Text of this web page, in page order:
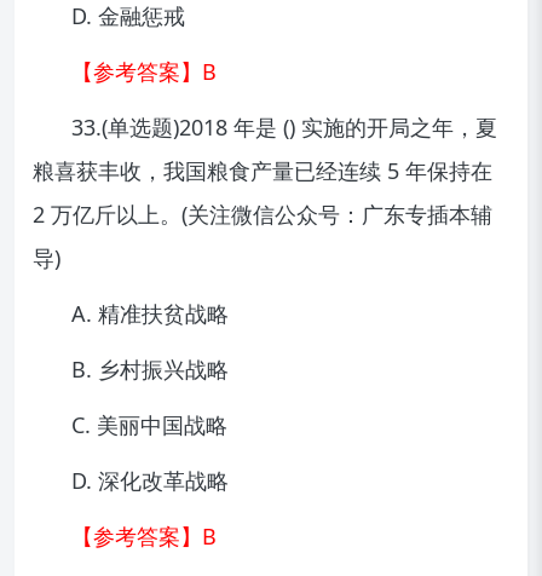
D. 金融惩戒
【参考答案】B
33.(单选题)2018 年是 () 实施的开局之年，夏
粮喜获丰收，我国粮食产量已经连续 5 年保持在
2 万亿斤以上。(关注微信公众号：广东专插本辅
导)
A. 精准扶贫战略
B. 乡村振兴战略
C. 美丽中国战略
D. 深化改革战略
【参考答案】B